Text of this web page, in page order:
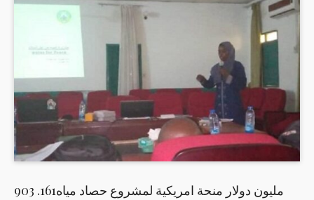
903 .161مليون دولار منحة امريكية لمشروع حصاد مياه